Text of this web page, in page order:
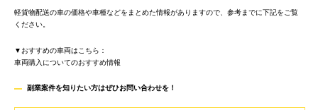
軽貨物配送の車の価格や車種などをまとめた情報がありますので、参考までに下記をご覧
ください。
▼おすすめの車両はこちら：
車両購入についてのおすすめ情報
副業案件を知りたい方はぜひお問い合わせを ！